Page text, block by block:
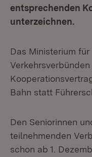
entsprechenden
unterzeichnen.
Das Ministerium
Bahn statt
Den Seniorinnen
teilnehmenden
schon ab 1.